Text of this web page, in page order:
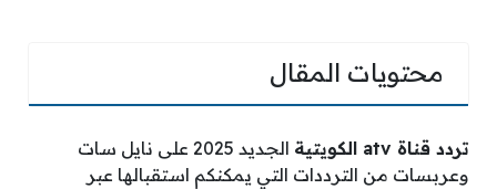
محتويات المقال
تردد قناة atv الكويتية
الجديد 2025 على نايل سات
وعربسات من الترددات التي يمكنكم استقبالها عبر